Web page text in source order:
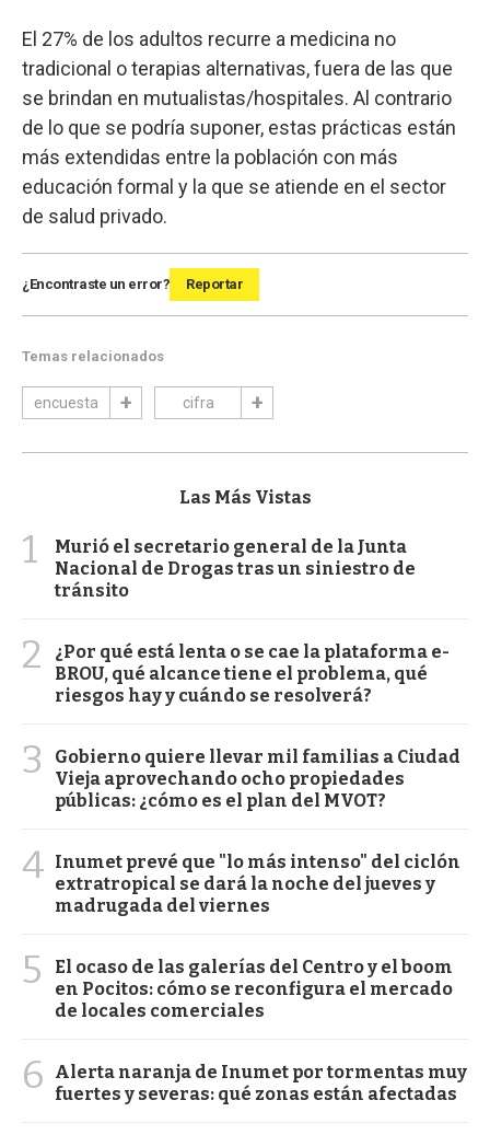
El 27% de los adultos recurre a medicina no
tradicional o terapias alternativas, fuera de las que
se brindan en mutualistas/hospitales. Al contrario
de lo que se podría suponer, estas prácticas están
más extendidas entre la población con más
educación formal y la que se atiende en el sector
de salud privado.
¿Encontraste un error? Reportar
Temas relacionados
encuesta cifra
Las Más Vistas
1
Murió el secretario general de la Junta
Nacional de Drogas tras un siniestro de
tránsito
2
¿Por qué está lenta o se cae la plataforma e-
BROU, qué alcance tiene el problema, qué
riesgos hay y cuándo se resolverá?
3
Gobierno quiere llevar mil familias a Ciudad
Vieja aprovechando ocho propiedades
públicas: ¿cómo es el plan del MVOT?
4 Inumet prevé que "lo más intenso" del ciclón
extratropical se dará la noche del jueves y
madrugada del viernes
5
El ocaso de las galerías del Centro y el boom
en Pocitos: cómo se reconfigura el mercado
de locales comerciales
6
Alerta naranja de Inumet por tormentas muy
fuertes y severas: qué zonas están afectadas